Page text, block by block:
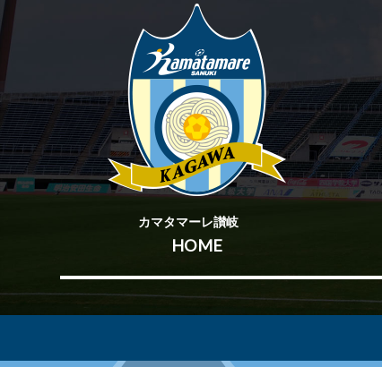
カマタマーレ讃岐
HOME